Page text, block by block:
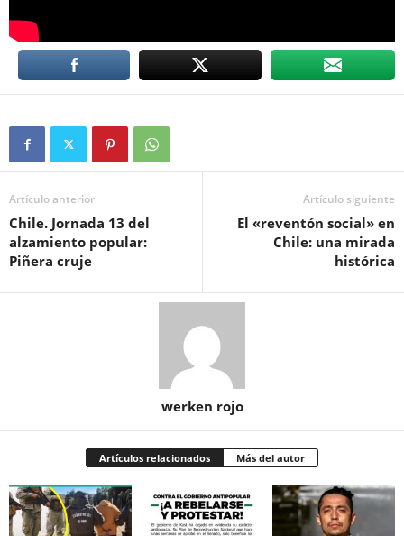
Artículo anterior
Chile. Jornada 13 del
alzamiento popular:
Piñera cruje
Artículo siguiente
El «reventón social» en
Chile: una mirada
histórica
werken rojo
Artículos relacionados Más del autor